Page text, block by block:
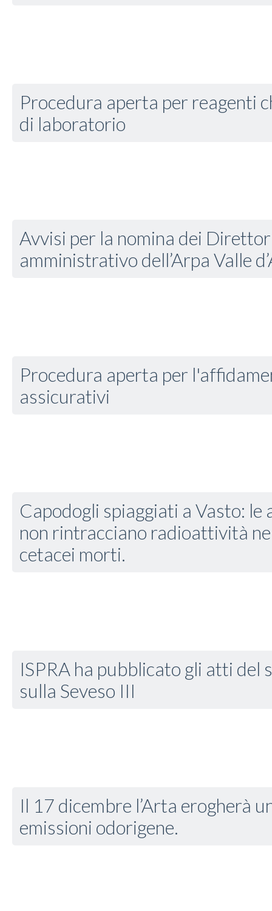
Procedura aperta per reagenti
di laboratorio
Avvisi per la nomina dei
amministrativo dell’Arpa Valle
Procedura aperta per
assicurativi
Capodogli spiaggiati a Vasto: le
non rintracciano radioattività
cetacei morti.
ISPRA ha pubblicato gli atti del
sulla Seveso III
Il 17 dicembre l’Arta erogherà
emissioni odorigene.